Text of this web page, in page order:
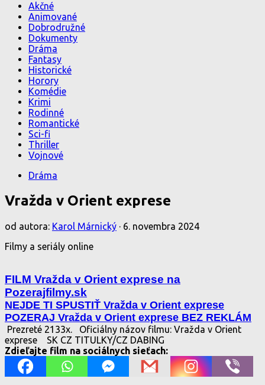
Akčné
Animované
Dobrodružné
Dokumenty
Dráma
Fantasy
Historické
Horory
Komédie
Krimi
Rodinné
Romantické
Sci-fi
Thriller
Vojnové
Dráma
Vražda v Orient exprese
od autora: Karol Márnický · 6. novembra 2024
Filmy a seriály online
FILM Vražda v Orient exprese na
Pozerajfilmy.sk
NEJDE TI SPUSTIŤ Vražda v Orient exprese
POZERAJ Vražda v Orient exprese BEZ REKLÁM
Prezreté 2133x.
Oficiálny názov filmu: Vražda v Orient
exprese
SK CZ TITULKY/CZ DABING
Zdieľajte film na sociálnych sieťach: